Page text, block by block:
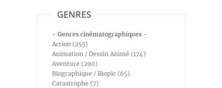
GENRES
- Genres cinématographiques -
Action (255)
Animation / Dessin Animé (174)
Aventure (290)
Biographique / Biopic (65)
Catastrophe (7)